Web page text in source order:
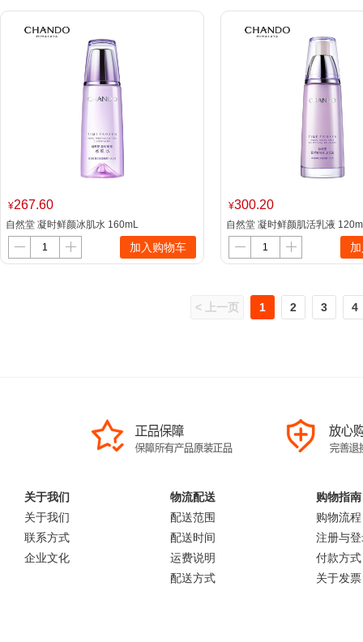
¥267.60
自然堂 凝时鲜颜冰肌水 160mL
加入购物车
¥300.20
自然堂 凝时鲜颜肌活乳液
< 上一页 1 2 3 4
关于我们
关于我们
联系方式
企业文化
物流配送
配送范围
配送时间
运费说明
配送方式
购物指南
购物流程
注册与
付款方式
关于发票